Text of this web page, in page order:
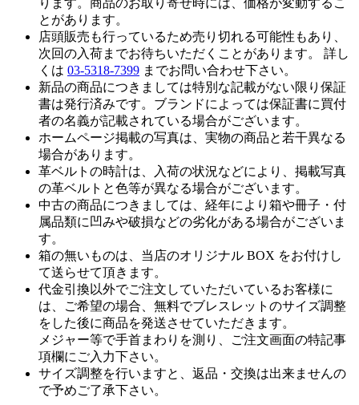
ります。商品のお取り寄せ時には、価格が変動するこ
とがあります。
店頭販売も行っているため売り切れる可能性もあり、
次回の入荷までお待ちいただくことがあります。 詳し
くは 03-5318-7399 までお問い合わせ下さい。
新品の商品につきましては特別な記載がない限り保証
書は発行済みです。ブランドによっては保証書に買付
者の名義が記載されている場合がございます。
ホームページ掲載の写真は、実物の商品と若干異なる
場合があります。
革ベルトの時計は、入荷の状況などにより、掲載写真
の革ベルトと色等が異なる場合がございます。
中古の商品につきましては、経年により箱や冊子・付
属品類に凹みや破損などの劣化がある場合がございま
す。
箱の無いものは、当店のオリジナル BOX をお付けし
て送らせて頂きます。
代金引換以外でご注文していただいているお客様に
は、ご希望の場合、無料でブレスレットのサイズ調整
をした後に商品を発送させていただきます。
メジャー等で手首まわりを測り、ご注文画面の特記事
項欄にご入力下さい。
サイズ調整を行いますと、返品・交換は出来ませんの
で予めご了承下さい。